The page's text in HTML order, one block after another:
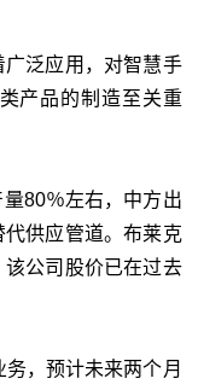
泛应用，对智慧手
产品的制造至关重
80％左右，中方出
供应管道。布莱克
公司股价已在过去
，预计未来两个月